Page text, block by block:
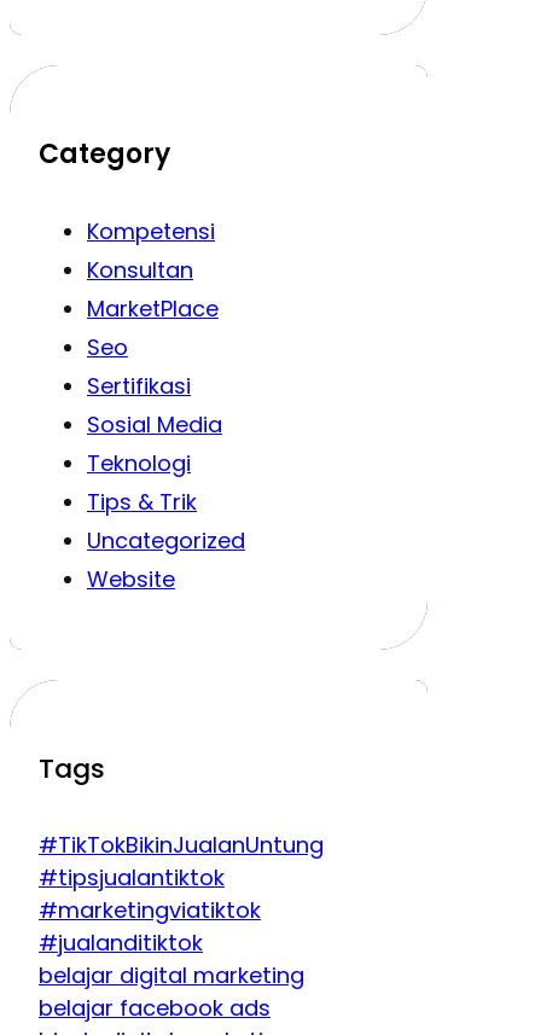
Category
Kompetensi
Konsultan
MarketPlace
Seo
Sertifikasi
Sosial Media
Teknologi
Tips & Trik
Uncategorized
Website
Tags
#TikTokBikinJualanUntung
#tipsjualantiktok
#marketingviatiktok
#jualanditiktok
belajar digital marketing
belajar facebook ads